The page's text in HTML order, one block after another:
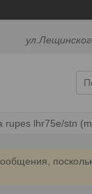
rupes lhr75e/stn